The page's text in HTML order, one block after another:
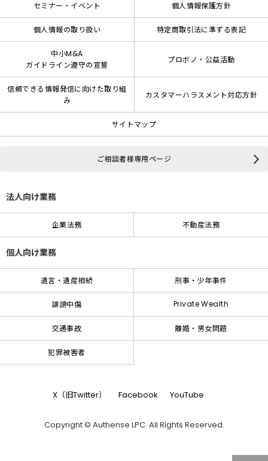
セミナー・イベント 個人情報保護方針
個人情報の取り扱い 特定商取引法に準ずる表記
中小M&A
ガイドライン遵守の宣誓
プロボノ・公益活動
信頼できる情報発信に向けた取り組
み
カスタマーハラスメント対応方針
サイトマップ
ご相談者様専用ページ
法人向け業務
企業法務 不動産法務
個人向け業務
遺言・遺産相続 刑事・少年事件
誹謗中傷 Private Wealth
交通事故 離婚・男女問題
犯罪被害者
X（旧Twitter） Facebook YouTube
Copyright © Authense LPC. All Rights Reserved.